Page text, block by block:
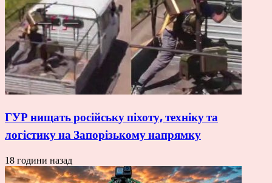
ГУР нищать російську піхоту, техніку та
логістику на Запорізькому напрямку
18 години назад